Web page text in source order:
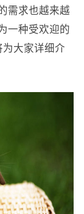
需求也越来越
一种受欢迎的
大家详细介